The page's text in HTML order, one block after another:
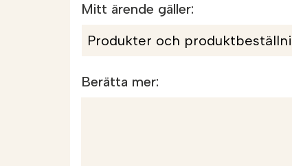
Mitt ärende gäller:
Berätta mer: